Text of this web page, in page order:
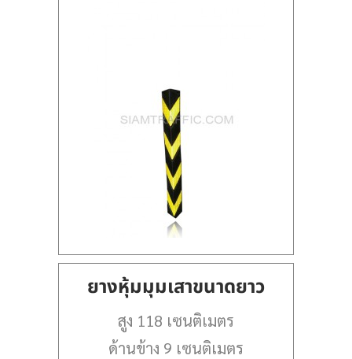
ยางหุ้มมุมเสาขนาดยาว
สูง 118 เซนติเมตร
ด้านข้าง 9 เซนติเมตร